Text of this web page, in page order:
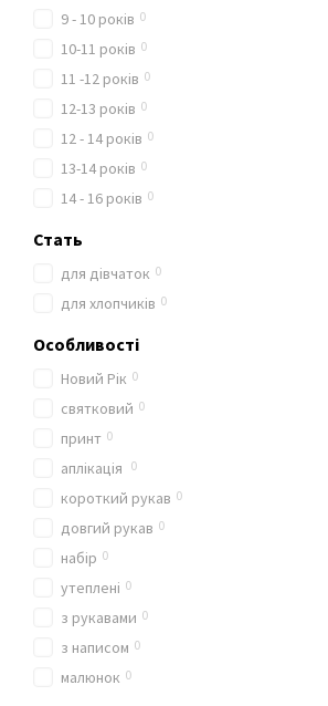
9 - 10 років 0
10-11 років 0
11 -12 років 0
12-13 років 0
12 - 14 років 0
13-14 років 0
14 - 16 років 0
Стать
для дівчаток 0
для хлопчиків 0
Особливості
Новий Рік 0
святковий 0
принт 0
аплікація 0
короткий рукав 0
довгий рукав 0
набір 0
утеплені 0
з рукавами 0
з написом 0
малюнок 0